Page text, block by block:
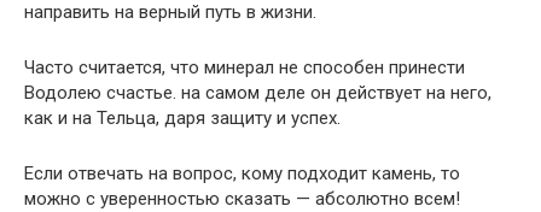
направить на верный путь в жизни.
Часто считается, что минерал не способен принести
Водолею счастье. на самом деле он действует на него,
как и на Тельца, даря защиту и успех.
Если отвечать на вопрос, кому подходит камень, то
можно с уверенностью сказать — абсолютно всем!